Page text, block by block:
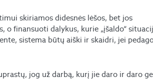
skiriamos didesnės lėšos, bet jos
finansuoti dalykus, kurie „įšaldo“
sistema būtų aiški ir skaidri, jei
jog už darbą, kurį jie daro ir daro